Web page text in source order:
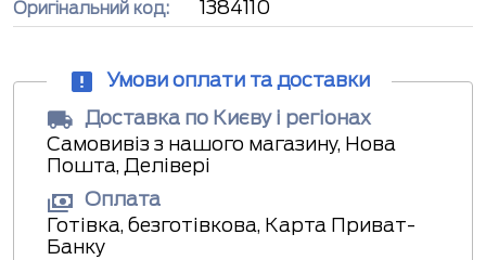
Оригінальний код: 1384110
Умови оплати та доставки
Доставка по Києву і регіонах
Самовивіз з нашого магазину, Нова
Пошта, Делівері
Оплата
Готівка, безготівкова, Карта Приват-
Банку